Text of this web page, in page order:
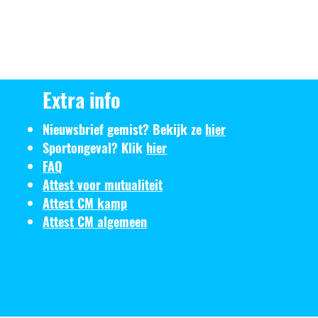
Extra info
Nieuwsbrief gemist? Bekijk ze hier
Sportongeval? Klik hier
FAQ
Attest voor mutualiteit
Attest CM kamp
Attest CM algemeen